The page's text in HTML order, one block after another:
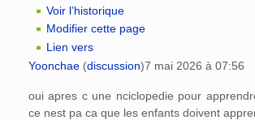
Voir l’historique
Modifier cette page
Lien vers
Yoonchae (discussion)7 mai 2026 à 07:56
oui apres c une nciclopedie pour
ce nest pa ca que les enfants doivent